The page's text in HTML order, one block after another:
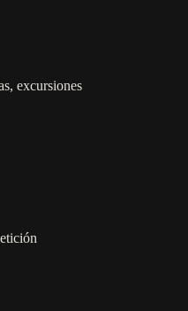
excursiones